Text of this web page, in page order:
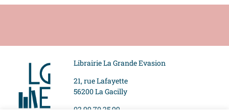
Librairie La Grande Evasion
21, rue Lafayette
56200 La Gacilly